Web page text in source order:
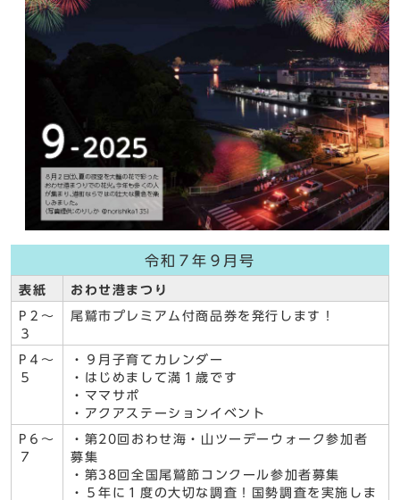
令和７年９月号
表紙 おわせ港まつり
P２～
３
尾鷲市プレミアム付商品券を発行します！
P４～
５
・９月子育てカレンダー
・はじめまして満１歳です
・ママサポ
・アクアステーションイベント
P６～
７
・第20回おわせ海・山ツーデーウォーク参加者
募集
・第38回全国尾鷲節コンクール参加者募集
・５年に１度の大切な調査！国勢調査を実施しま